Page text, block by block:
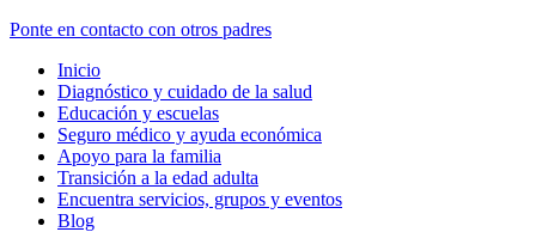
Ponte en contacto con otros padres
Inicio
Diagnóstico y cuidado de la salud
Educación y escuelas
Seguro médico y ayuda económica
Apoyo para la familia
Transición a la edad adulta
Encuentra servicios, grupos y eventos
Blog